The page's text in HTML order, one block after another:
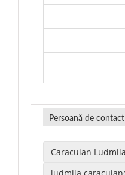
Persoană de contact